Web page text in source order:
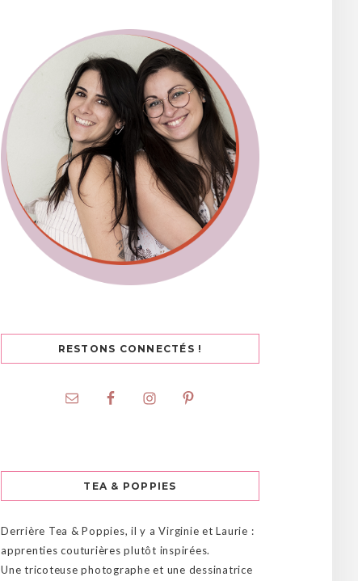
RESTONS CONNECTÉS !
TEA & POPPIES
Derrière Tea & Poppies, il y a Virginie et Laurie :
apprenties couturières plutôt inspirées.
Une tricoteuse photographe et une dessinatrice